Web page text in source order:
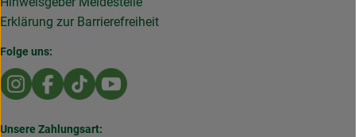
Erklärung zur Barrierefreiheit
Folge uns:
Externer Link zu https://www.instagram.com/
Externer Link zu https://www.facebook.com/
Externer Link zu https://www.tiktok.com/
Externer Link zu https://
Unsere Zahlungsart: